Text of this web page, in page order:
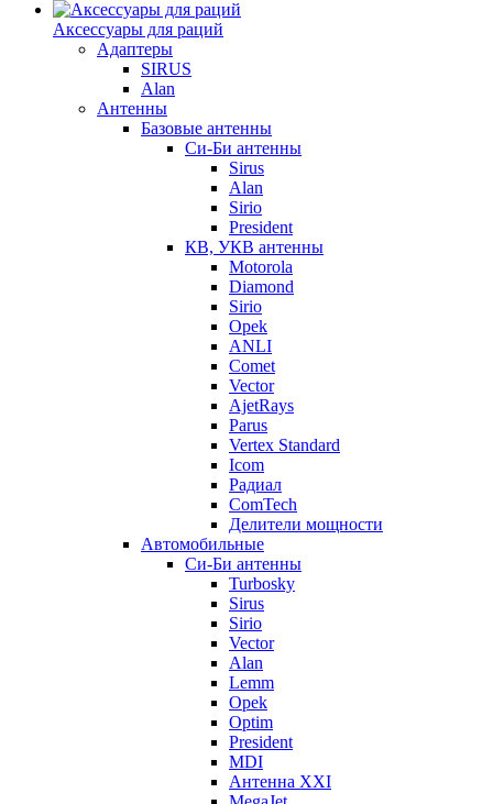
Аксессуары для раций
Адаптеры
SIRUS
Alan
Антенны
Базовые антенны
Си-Би антенны
Sirus
Alan
Sirio
President
КВ, УКВ антенны
Motorola
Diamond
Sirio
Opek
ANLI
Comet
Vector
AjetRays
Parus
Vertex Standard
Icom
Радиал
ComTech
Делители мощности
Автомобильные
Си-Би антенны
Turbosky
Sirus
Sirio
Vector
Alan
Lemm
Opek
Optim
President
MDI
Антенна XXI